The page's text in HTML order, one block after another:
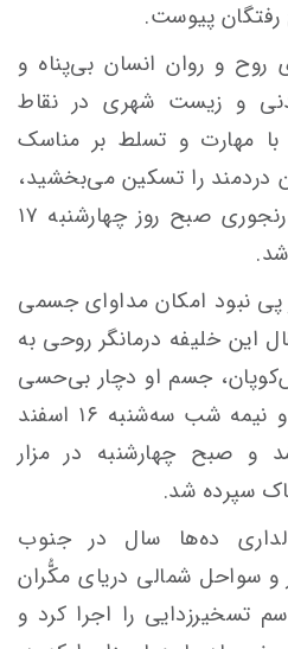
پیوست.
روح و روان انسان بی‌پناه و
و زیست شهری در نقاط
با مهارت و تسلط بر مناسک
دردمند را تسکین می‌بخشید،
در پی چند روز بیماری و رنجوری صبح روز چهارشنبه ۱۷
پی نبود امکان مداوای جسمی
این خلیفه درمانگر روحی به
، جسم او دچار بی‌حسی
ناشی از سکته مغزی شد و نیمه شب سه‌شنبه ۱۶ اسفند
صبح چهارشنبه در مزار
سپرده شد.
ده‌ها سال در جنوب
و سواحل شمالی دریای مکُّران
تسخیرزدایی را اجرا کرد و